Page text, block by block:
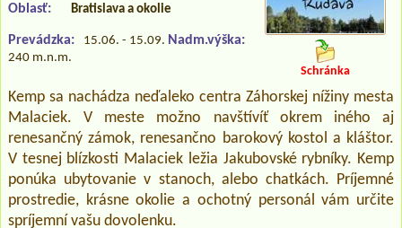
Oblasť: Bratislava a okolie
Prevádzka: 15.06. - 15.09. Nadm.výška:
240 m.n.m.
Schránka
Kemp sa nachádza neďaleko centra Záhorskej nížiny mesta
Malaciek. V meste možno navštívíť okrem iného aj
renesančný zámok, renesančno barokový kostol a kláštor.
V tesnej blízkosti Malaciek ležia Jakubovské rybníky. Kemp
ponúka ubytovanie v stanoch, alebo chatkách. Príjemné
prostredie, krásne okolie a ochotný personál vám určite
spríjemní vašu dovolenku.